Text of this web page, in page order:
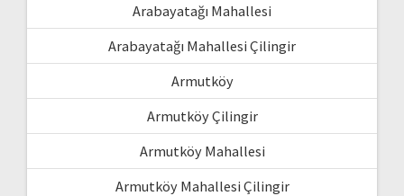
Arabayatağı Mahallesi
Arabayatağı Mahallesi Çilingir
Armutköy
Armutköy Çilingir
Armutköy Mahallesi
Armutköy Mahallesi Çilingir